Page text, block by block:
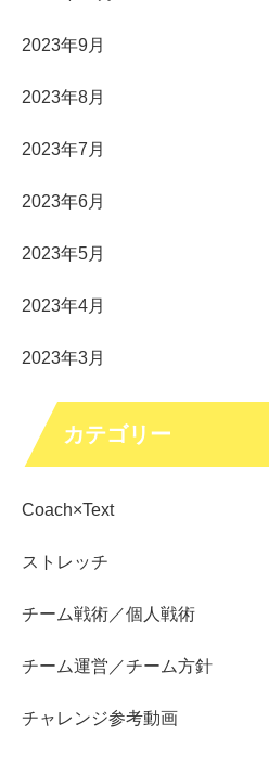
2023年9月
2023年8月
2023年7月
2023年6月
2023年5月
2023年4月
2023年3月
カテゴリー
Coach×Text
ストレッチ
チーム戦術／個人戦術
チーム運営／チーム方針
チャレンジ参考動画